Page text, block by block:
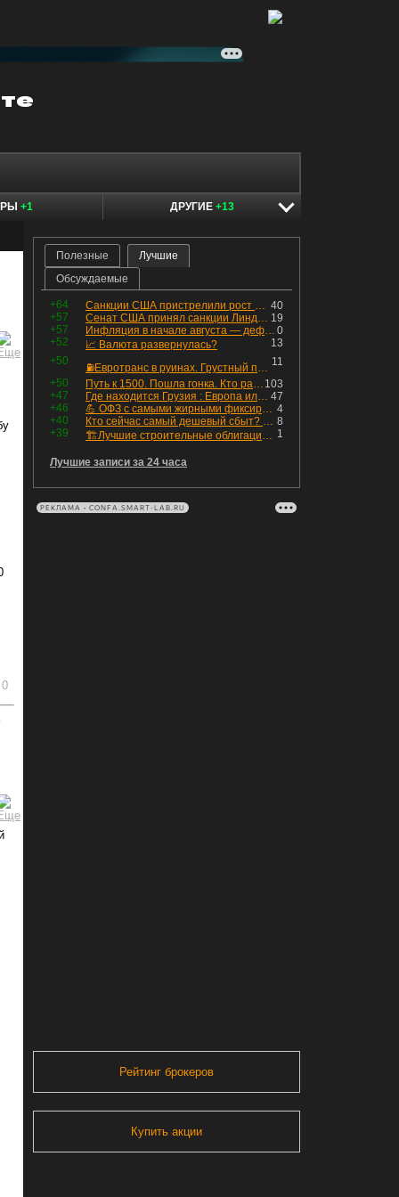
+1 ДРУГИЕ +13
0
Полезные
Лучшие
Обсуждаемые
+64 40
Санкции США пристрелили рост акций в России
+57
19
Сенат США принял санкции Линдси Грэма против России
+57
0
Инфляция в начале августа — дефляция из-за топлива и плодоовощной корзины, но услуги продолжают дорожать, а рубль начал ослабевать.
+52
13
📈 Валюта развернулась?
+50
11
⛽️Евротранс в руинах. Грустный пост😶😞 Что изменилось в облигациях?
+50
103
Путь к 1500. Пошла гонка. Кто раньше продаст.
+47
47
Где находится Грузия : Европа или Азия
+46
4
💪 ОФЗ с самыми жирными фиксированными купонами
+40
8
Кто сейчас самый дешевый сбыт? Сводный пост по сбытовым компаниям по отчетам РСБУ за Q2 26г.
+39
1
🏗Лучшие строительные облигации первого эшелона
Лучшие записи за 24 часа
РЕКЛАМА • CONFA.SMART-LAB.RU
Рейтинг брокеров
Купить акции